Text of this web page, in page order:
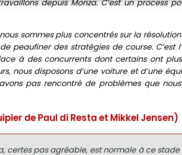
depuis Monza. C’est un process
sommes plus concentrés sur la
peaufiner des stratégies de course. C’est
à des concurrents dont certains ont
nous disposons d’une voiture et d’une
pas rencontré de problèmes que
de Paul di Resta et Mikkel Jensen)
certes pas agréable, est normale à ce